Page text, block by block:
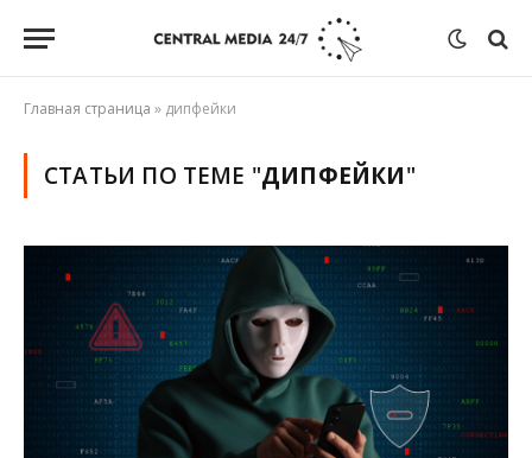
Главная страница » дипфейки
СТАТЬИ ПО ТЕМЕ "ДИПФЕЙКИ"